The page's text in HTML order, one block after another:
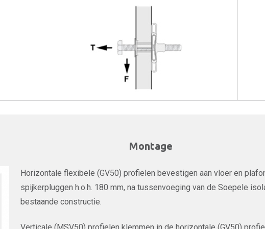
Montage
Horizontale flexibele (GV50) profielen bevestigen aan vloer en
spijkerpluggen h.o.h. 180 mm, na tussenvoeging van de Soepele
bestaande constructie.